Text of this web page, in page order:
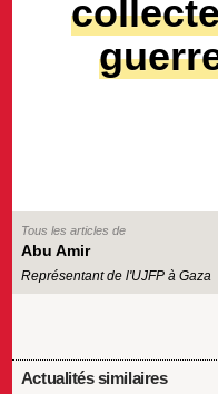
Tous les articles de
Abu Amir
Représentant de l'UJFP à Gaza
Actualités similaires